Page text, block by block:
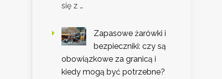
się z …
Zapasowe żarówki i
bezpieczniki: czy są
obowiązkowe za granicą i
kiedy mogą być potrzebne?